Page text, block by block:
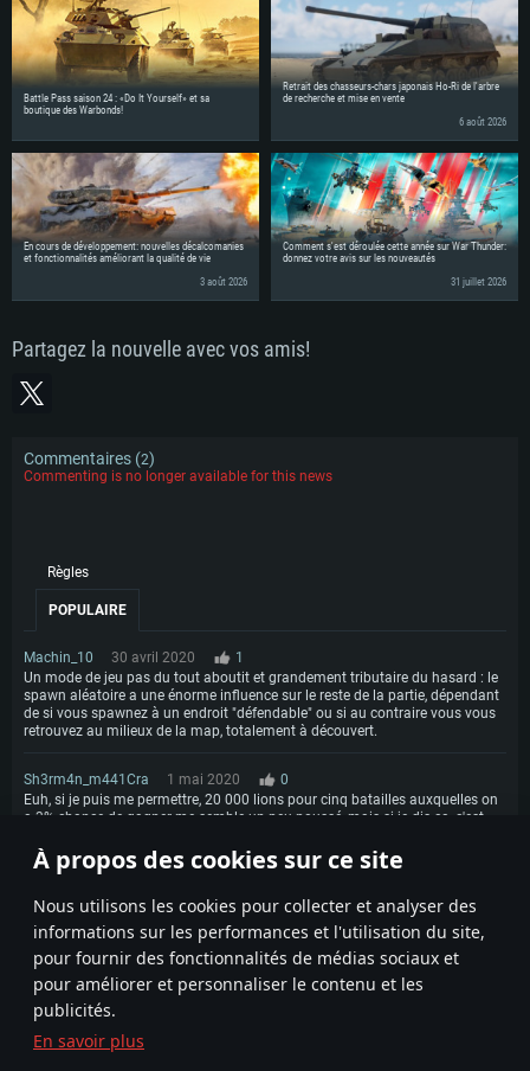
À propos des cookies sur ce site
Nous utilisons les cookies pour collecter et analyser des
informations sur les performances et l'utilisation du site,
pour fournir des fonctionnalités de médias sociaux et
pour améliorer et personnaliser le contenu et les
publicités.
En savoir plus
Battle Pass saison 24 : «Do It Yourself» et sa
boutique des Warbonds!
Retrait des chasseurs-chars japonais Ho-Ri de l'arbre
de recherche et mise en vente
6 août 2026
En cours de développement: nouvelles décalcomanies
et fonctionnalités améliorant la qualité de vie
3 août 2026
Comment s'est déroulée cette année sur War Thunder:
donnez votre avis sur les nouveautés
31 juillet 2026
Partagez la nouvelle avec vos amis!
Commentaires (2)
Commenting is no longer available for this news
Règles
POPULAIRE
Machin_10 30 avril 2020
1
Un mode de jeu pas du tout aboutit et grandement tributaire du hasard : le
spawn aléatoire a une énorme influence sur le reste de la partie, dépendant
de si vous spawnez à un endroit "défendable" ou si au contraire vous vous
retrouvez au milieux de la map, totalement à découvert.
Sh3rm4n_m441Cra 1 mai 2020
0
Euh, si je puis me permettre, 20 000 lions pour cinq batailles auxquelles on
a 3% chance de gagner me semble un peu poussé, mais si je dis ça, c'est
gaijin oublie les gens comme moi ? :-)